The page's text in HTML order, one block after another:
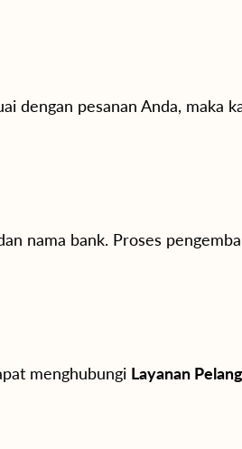
dengan pesanan Anda, maka
nama bank. Proses
menghubungi Layanan